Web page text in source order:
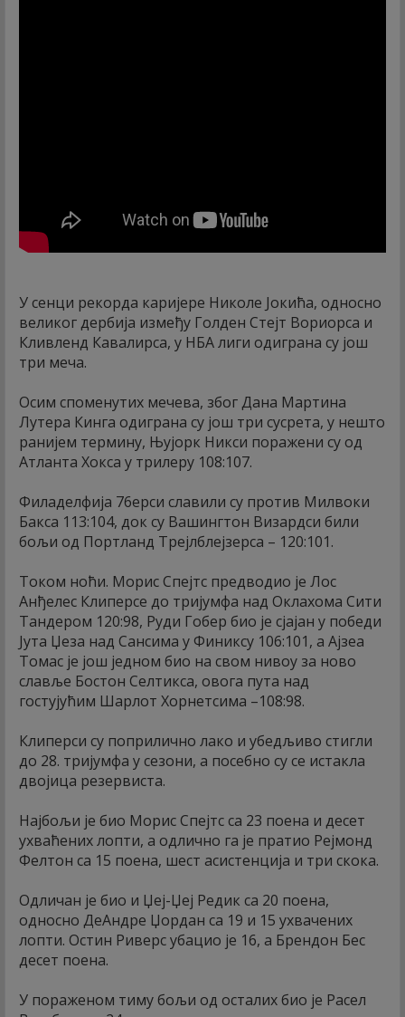
У сенци рекорда каријере Николе Јокића, односно
великог дербија између Голден Стејт Вориорса и
Кливленд Кавалирса, у НБА лиги одиграна су још
три меча.
Осим споменутих мечева, због Дана Мартина
Лутера Кинга одиграна су још три сусрета, у нешто
ранијем термину, Њујорк Никси поражени су од
Атланта Хокса у трилеру 108:107.
Филаделфија 76ерси славили су против Милвоки
Бакса 113:104, док су Вашингтон Визардси били
бољи од Портланд Трејлблејзерса – 120:101.
Током ноћи. Морис Спејтс предводио је Лос
Анђелес Клиперсе до тријумфа над Оклахома Сити
Тандером 120:98, Руди Гобер био је сјајан у победи
Јута Џеза над Сансима у Финиксу 106:101, а Ајзеа
Томас је још једном био на свом нивоу за ново
славље Бостон Селтикса, овога пута над
гостујућим Шарлот Хорнетсима –108:98.
Клиперси су поприлично лако и убедљиво стигли
до 28. тријумфа у сезони, а посебно су се истакла
двојица резервиста.
Најбољи је био Морис Спејтс са 23 поена и десет
ухваћених лопти, а одлично га је пратио Рејмонд
Фелтон са 15 поена, шест асистенција и три скока.
Одличан је био и Џеј-Џеј Редик са 20 поена,
односно ДеАндре Џордан са 19 и 15 ухвачених
лопти. Остин Риверс убацио је 16, а Брендон Бес
десет поена.
У пораженом тиму бољи од осталих био је Расел